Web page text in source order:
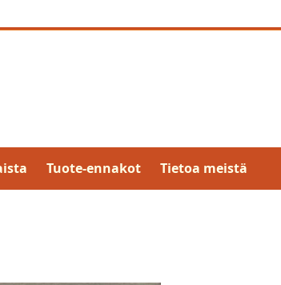
Tuote-ennakot Tietoa meistä